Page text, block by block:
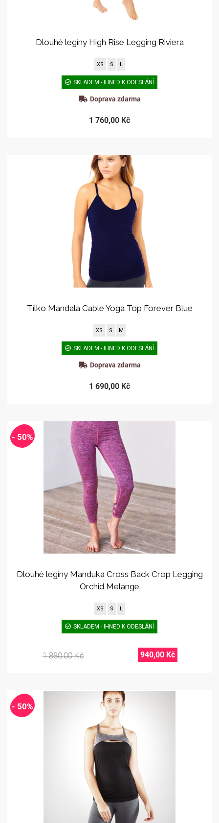
Dlouhé legíny High Rise Legging Riviera
XS S L
SKLADEM - IHNED K ODESLÁNÍ
Doprava zdarma
1 760,00 Kč
Tílko Mandala Cable Yoga Top Forever Blue
XS S M
SKLADEM - IHNED K ODESLÁNÍ
Doprava zdarma
1 690,00 Kč
- 50%
Dlouhé legíny Manduka Cross Back Crop Legging
Orchid Melange
XS S L
SKLADEM - IHNED K ODESLÁNÍ
1 880,00 Kč 940,00 Kč
- 50%